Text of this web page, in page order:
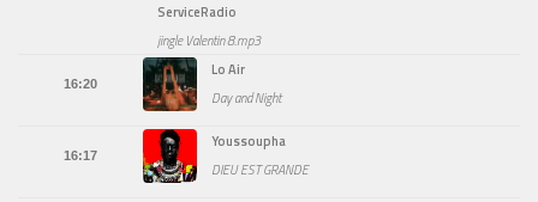
ServiceRadio
jingle Valentin 8.mp3
16:20
Lo Air
Day and Night
16:17
Youssoupha
DIEU EST GRANDE